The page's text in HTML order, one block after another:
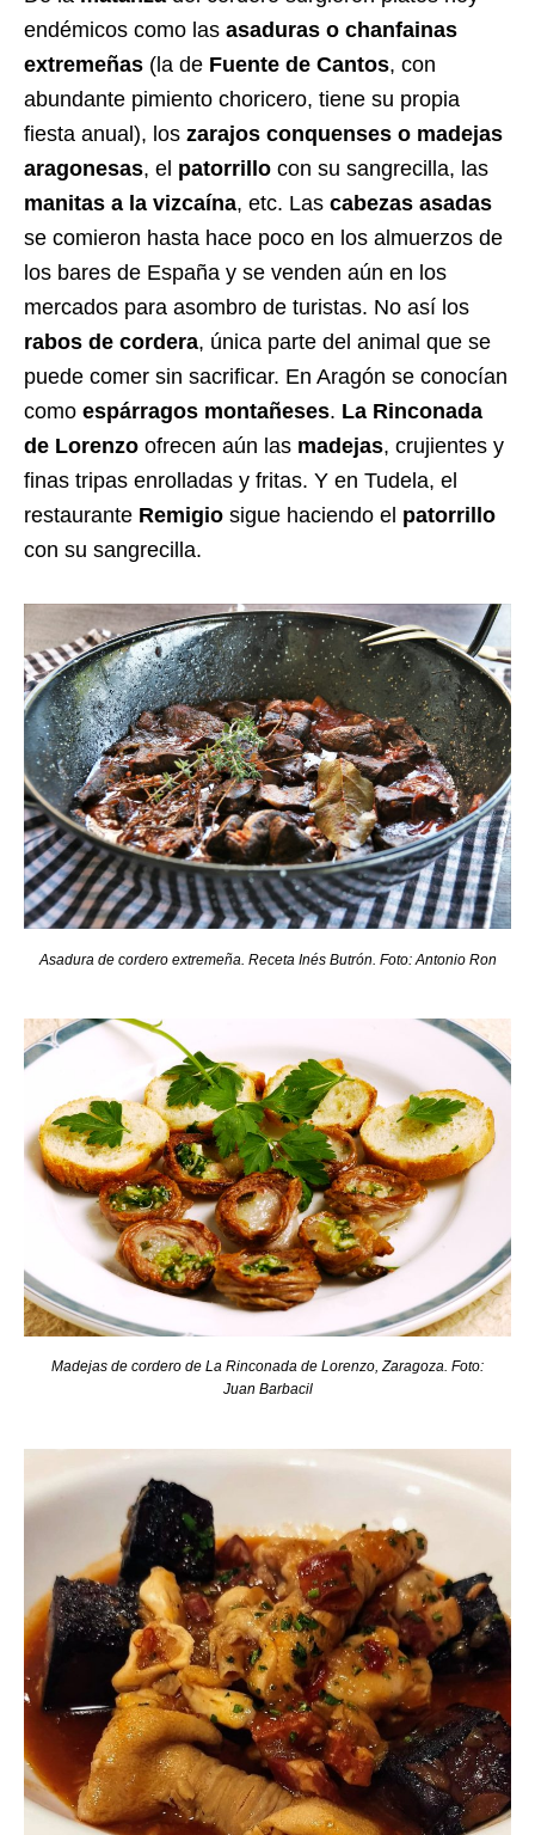
endémicos como las asaduras o chanfainas
extremeñas (la de Fuente de Cantos, con
abundante pimiento choricero, tiene su propia
fiesta anual), los zarajos conquenses o madejas
aragonesas, el patorrillo con su sangrecilla, las
manitas a la vizcaína, etc. Las cabezas asadas
se comieron hasta hace poco en los almuerzos de
los bares de España y se venden aún en los
mercados para asombro de turistas. No así los
rabos de cordera, única parte del animal que se
puede comer sin sacrificar. En Aragón se conocían
como espárragos montañeses. La Rinconada
de Lorenzo ofrecen aún las madejas, crujientes y
finas tripas enrolladas y fritas. Y en Tudela, el
restaurante Remigio sigue haciendo el patorrillo
con su sangrecilla.
Asadura de cordero extremeña. Receta Inés Butrón. Foto: Antonio Ron
Madejas de cordero de La Rinconada de Lorenzo, Zaragoza. Foto:
Juan Barbacil